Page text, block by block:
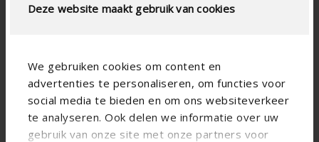
Deze website maakt gebruik van cookies
We gebruiken cookies om content en
advertenties te personaliseren, om functies voor
social media te bieden en om ons websiteverkeer
te analyseren. Ook delen we informatie over uw
gebruik van onze site met onze partners voor